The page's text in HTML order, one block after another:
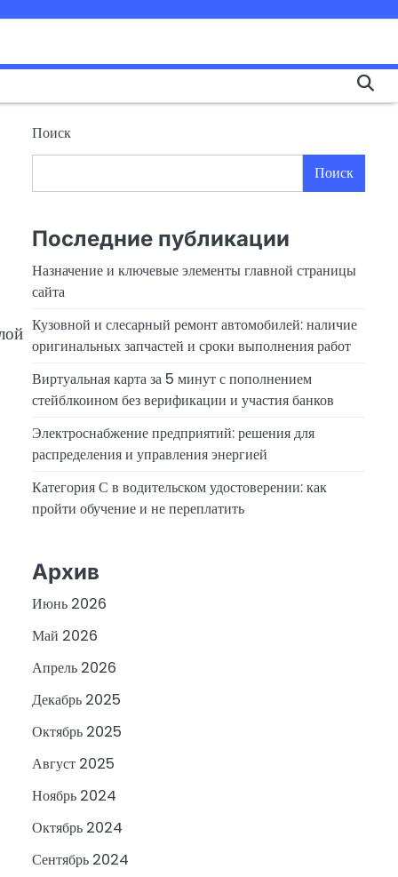
Поиск
Поиск
Последние публикации
Назначение и ключевые элементы главной страницы
сайта
Кузовной и слесарный ремонт автомобилей: наличие
оригинальных запчастей и сроки выполнения работ
Виртуальная карта за 5 минут с пополнением
стейблкоином без верификации и участия банков
Электроснабжение предприятий: решения для
распределения и управления энергией
Категория С в водительском удостоверении: как
пройти обучение и не переплатить
Архив
Июнь 2026
Май 2026
Апрель 2026
Декабрь 2025
Октябрь 2025
Август 2025
Ноябрь 2024
Октябрь 2024
Сентябрь 2024